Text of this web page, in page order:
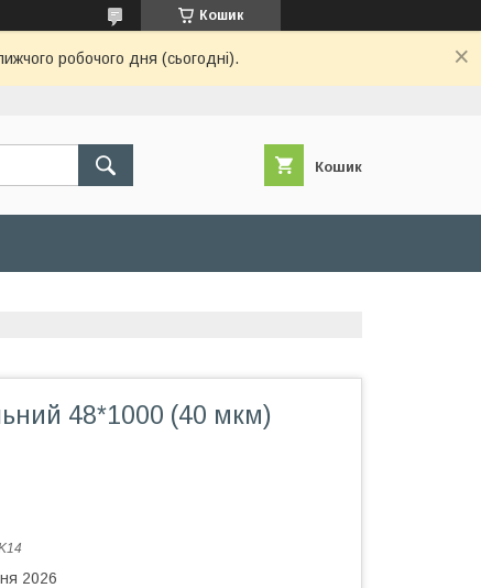
Кошик
робочого дня (сьогодні).
Кошик
48*1000 (40 мкм)
2026